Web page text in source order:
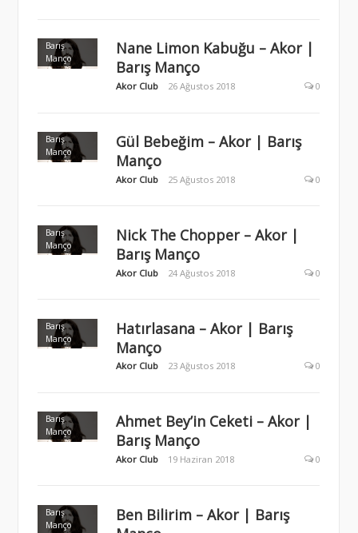
Barış
Manço
Nane Limon Kabuğu – Akor |
Barış Manço
Akor Club 26 Ağustos 2018 0
Barış
Manço
Gül Bebeğim – Akor | Barış
Manço
Akor Club 25 Ağustos 2018 0
Barış
Manço
Nick The Chopper – Akor |
Barış Manço
Akor Club 24 Ağustos 2018 0
Barış
Manço
Hatırlasana – Akor | Barış
Manço
Akor Club 23 Ağustos 2018 0
Barış
Manço
Ahmet Bey’in Ceketi – Akor |
Barış Manço
Akor Club 19 Haziran 2018 0
Barış
Manço
Ben Bilirim – Akor | Barış